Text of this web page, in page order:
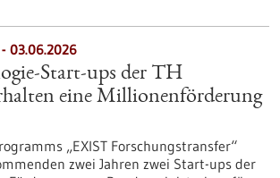
03.06.2026
Start-ups der TH
eine Millionenförderung
„EXIST Forschungstransfer“
zwei Jahren zwei Start-ups der